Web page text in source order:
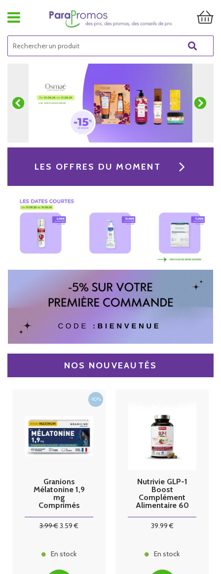
LES OFFRES DU MOMENT
NOS NOUVEAUTÉS
Granions
Mélatonine 1,9
mg
Comprimés
3.99€3.59 €
En stock
Nutrivie GLP-1
Boost
Complément
Alimentaire 60
39.99€
En stock